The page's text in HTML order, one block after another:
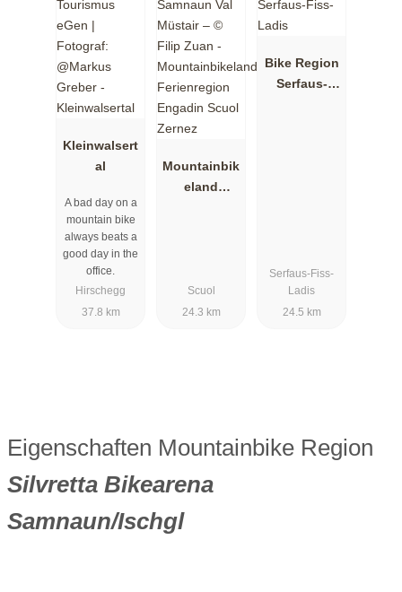
Kleinwalsert
al
A bad day on a
mountain bike
always beats a
good day in the
office.
Hirschegg
37.8 km
Mountainbik
eland
Scuol
24.3 km
Bike Region
Serfaus-
Serfaus-Fiss-
Ladis
24.5 km
Eigenschaften Mountainbike Region
Silvretta Bikearena
Samnaun/Ischgl